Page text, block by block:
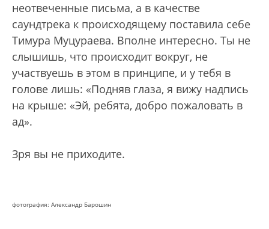
неотвеченные письма, а в качестве
саундтрека к происходящему поставила себе
Тимура Муцураева. Вполне интересно. Ты не
слышишь, что происходит вокруг, не
участвуешь в этом в принципе, и у тебя в
голове лишь: «Подняв глаза, я вижу надпись
на крыше: «Эй, ребята, добро пожаловать в
ад».
Зря вы не приходите.
фотография: Александр Барошин